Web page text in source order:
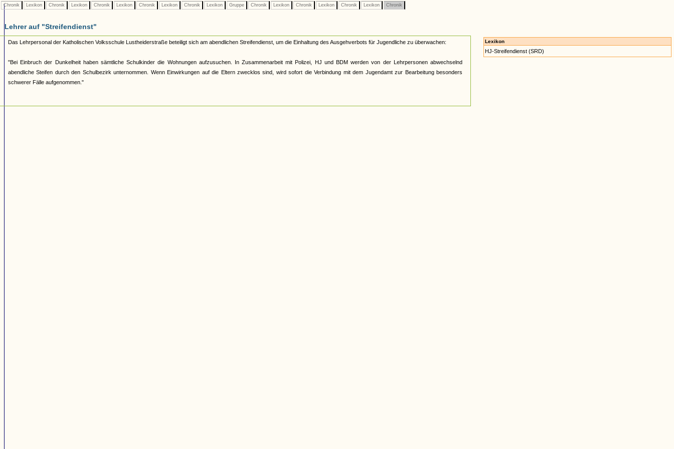
Chronik Lexikon Chronik Lexikon Chronik Lexikon Chronik Lexikon Chronik Lexikon Gruppe Chronik Lexikon Chronik Lexikon Chronik Lexikon Chronik
Lehrer auf "Streifendienst"
Das Lehrpersonal der Katholischen Volksschule Lustheiderstraße beteiligt sich am abendlichen Streifendienst, um die Einhaltung des Ausgehverbots für Jugendliche zu überwachen:
"Bei Einbruch der Dunkelheit haben sämtliche Schulkinder die Wohnungen aufzusuchen. In Zusammenarbeit mit Polizei, HJ und BDM werden von der Lehrpersonen abwechselnd
abendliche Steifen durch den Schulbezirk unternommen. Wenn Einwirkungen auf die Eltern zwecklos sind, wird sofort die Verbindung mit dem Jugendamt zur Bearbeitung besonders
schwerer Fälle aufgenommen."
Lexikon
HJ-Streifendienst (SRD)